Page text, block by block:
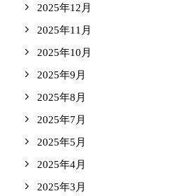
2025年12月
2025年11月
2025年10月
2025年9月
2025年8月
2025年7月
2025年5月
2025年4月
2025年3月